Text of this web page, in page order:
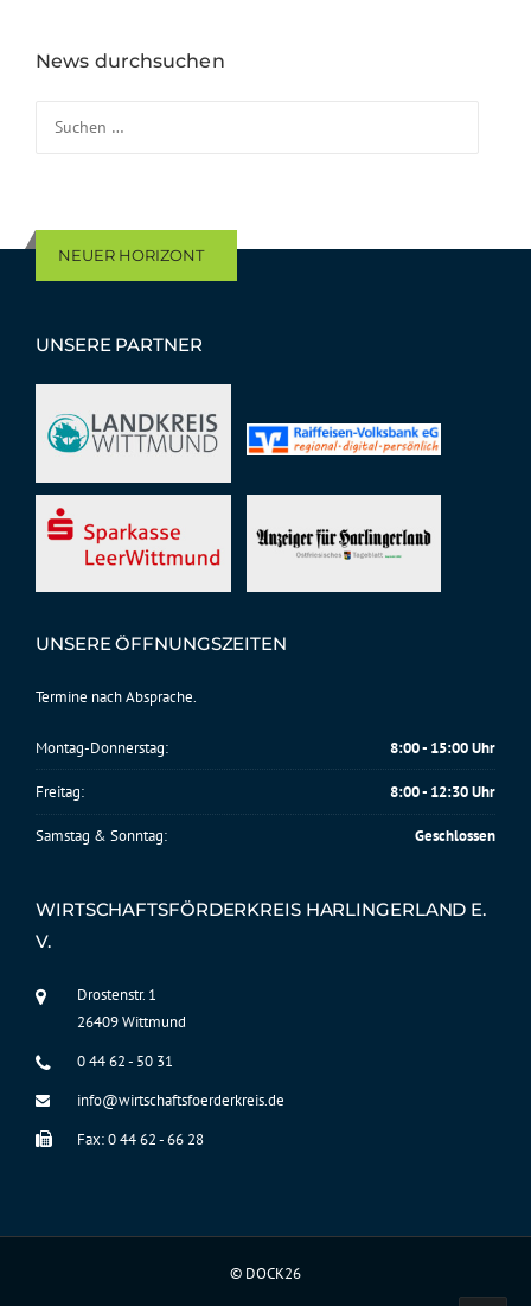
News durchsuchen
NEUER HORIZONT
UNSERE PARTNER
UNSERE ÖFFNUNGSZEITEN
Termine nach Absprache.
Montag-Donnerstag: 8:00 - 15:00 Uhr
Freitag: 8:00 - 12:30 Uhr
Samstag & Sonntag: Geschlossen
WIRTSCHAFTSFÖRDERKREIS HARLINGERLAND E.
V.
Drostenstr. 1
26409 Wittmund
0 44 62 - 50 31
info@wirtschaftsfoerderkreis.de
Fax: 0 44 62 - 66 28
© DOCK26